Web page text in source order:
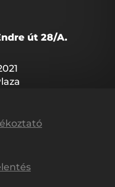
út 28/A.